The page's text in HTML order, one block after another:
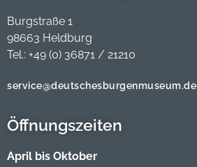
Burgstraße 1
98663 Heldburg
Tel.: +49 (0) 36871 / 21210
service@deutschesburgenmuseum.de
Öffnungszeiten
April bis Oktober